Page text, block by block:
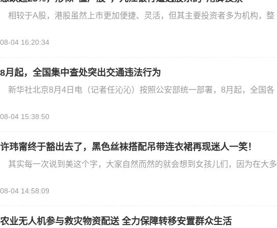
相较于A股，港股虽然上市更加便捷、灵活，但其主要投资者多为机构，整
08-04 16:20:34
8月起，全国集中查处突出交通违法行为
新华社北京8月4日电（记者任沁沁）按照公安部统一部署，8月起，全国各
08-04 15:38:50
许玮甯终于豁出去了，黑色丝袜搭配吊带连衣裙再现迷人一笑！
其实每一次说到美这个字，大家自然而然的就会想到女孩儿们，因为在大多
08-04 14:58:09
农业无人机参与救灾物资配送 全力保障转移安置群众生活